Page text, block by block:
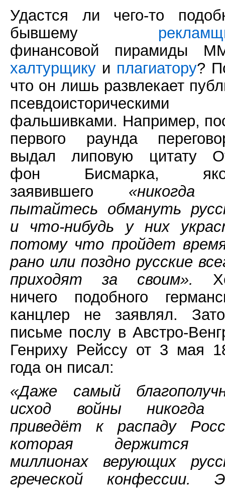
Удастся ли чего-то
бывшему
финансовой пирамиды
халтурщику и плагиатору?
что он лишь развлекает
псевдоисторическими
фальшивками. Например,
первого раунда
выдал липовую цитату
фон Бисмарка,
заявившего «никогда
пытайтесь обмануть
и что-нибудь у них
потому что пройдет
рано или поздно русские
приходят за своим».
ничего подобного
канцлер не заявлял.
письме послу в Австро-
Генриху Рейссу от 3 мая
года он писал:
«Даже самый
исход войны никогда
приведёт к распаду
которая держится
миллионах верующих
греческой конфессии.